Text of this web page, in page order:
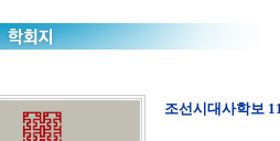
조선시대사학보